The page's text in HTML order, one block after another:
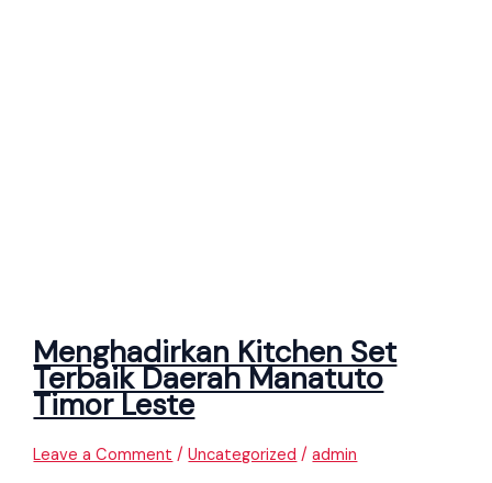
Menghadirkan Kitchen Set
Terbaik Daerah Manatuto
Timor Leste
Leave a Comment /Uncategorized /admin